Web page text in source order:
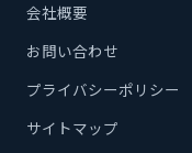
会社概要
お問い合わせ
プライバシーポリシー
サイトマップ